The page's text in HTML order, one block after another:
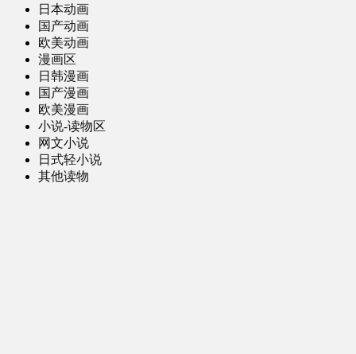
日本动画
国产动画
欧美动画
漫画区
日韩漫画
国产漫画
欧美漫画
小说-读物区
网文小说
日式轻小说
其他读物